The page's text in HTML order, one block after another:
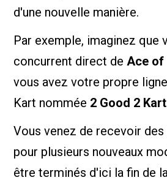
d'une nouvelle manière.
Par exemple, imaginez que
concurrent direct deAce of
vous avez votre propre
Kart nommée 2 Good 2 Kart
Vous venez de recevoir
pour plusieurs nouveaux
être terminés d'ici la fin de